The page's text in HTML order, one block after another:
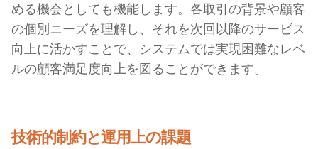
める機会としても機能します。各取引の背景や顧客
の個別ニーズを理解し、それを次回以降のサービス
向上に活かすことで、システムでは実現困難なレベ
ルの顧客満足度向上を図ることができます。
技術的制約と運用上の課題